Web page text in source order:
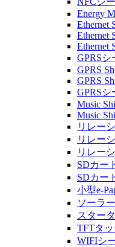
Energy
Ethernet
Ethernet
Ethernet
GPRSシ
GPRS
GPRS
GPRSシ
Music
Music
リレー
リレー
リレー
SDカー
SDカー
小型e-
ソーラ
スター
TFTタ
WIFIシ